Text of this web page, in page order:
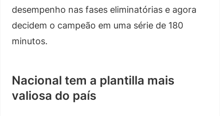
desempenho nas fases eliminatórias e agora
decidem o campeão em uma série de 180
minutos.
Nacional tem a plantilla mais
valiosa do país